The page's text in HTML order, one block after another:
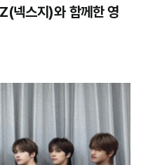
넥스지)와 함께한 영